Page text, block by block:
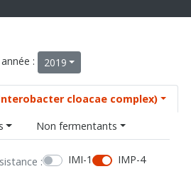
: 2019
cloacae complex)
Non fermentants
: IMI-1
IMP-4